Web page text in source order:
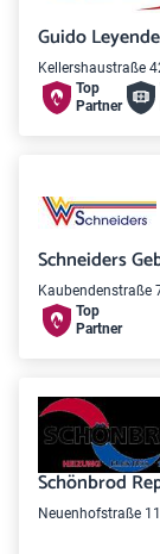
Guido
Kellershaustraße
Top
Partner
Schneiders
Kaubendenstraße
Top
Partner
Schönbrod
Neuenhofstraße